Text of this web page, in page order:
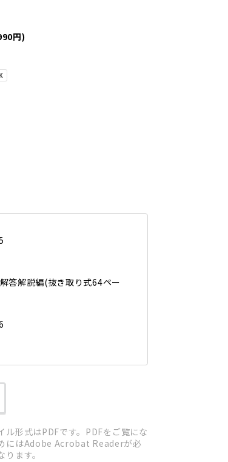
円)
答解説編(抜き取り式64ペー
ル形式はPDFです。PDFをご覧にな
にはAdobe Acrobat Readerが必
ります。